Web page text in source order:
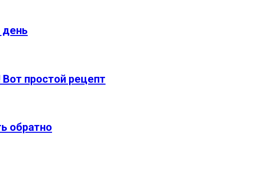
простой рецепт
обратно